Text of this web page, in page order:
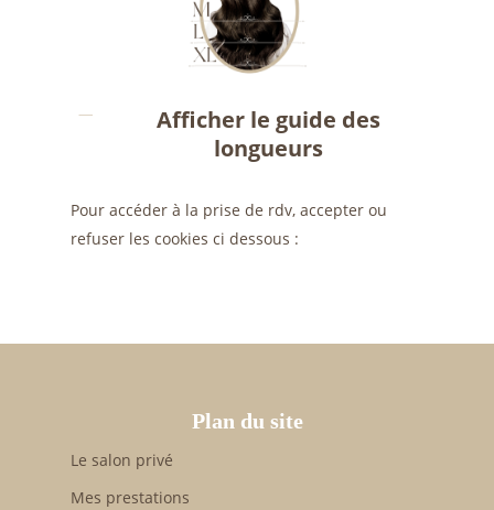
Afficher le guide des
longueurs
Pour accéder à la prise de rdv, accepter ou
refuser les cookies ci dessous :
Plan du site
Le salon privé
Mes prestations